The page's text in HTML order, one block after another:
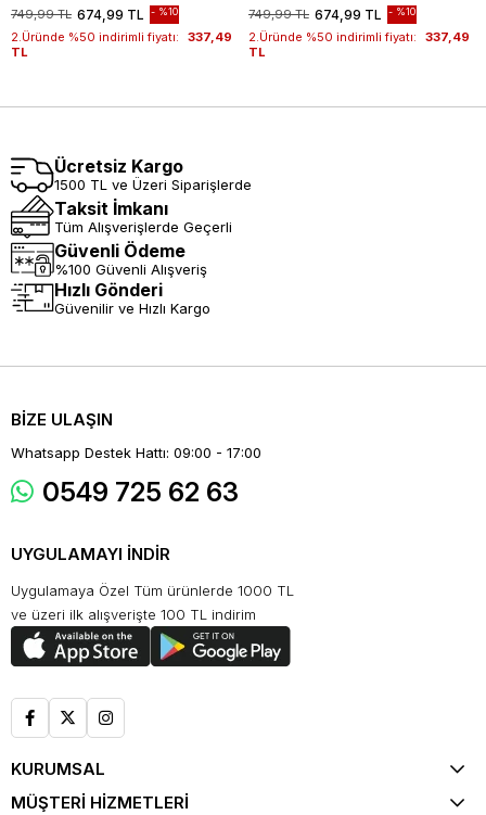
674,99 TL
749,99 TL %10
2.Üründe %50 indirimli fiyatı:
337,49
TL
674,99 TL
749,99 TL %10
2.Üründe %50 indirimli fiyatı:
337,49
TL
Ücretsiz Kargo
1500 TL ve Üzeri Siparişlerde
Taksit İmkanı
Tüm Alışverişlerde Geçerli
Güvenli Ödeme
%100 Güvenli Alışveriş
Hızlı Gönderi
Güvenilir ve Hızlı Kargo
BİZE ULAŞIN
Whatsapp Destek Hattı: 09:00 - 17:00
0549 725 62 63
UYGULAMAYI İNDİR
Uygulamaya Özel Tüm ürünlerde 1000 TL
ve üzeri ilk alışverişte 100 TL indirim
KURUMSAL
MÜŞTERİ HİZMETLERİ